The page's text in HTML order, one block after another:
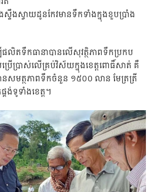
ងស្ទឹងស្វាយដូនកែវមានទឹកទាំងក្នុងខួបប្រាំង
លិតទឹកធានាបានលើសុវត្ថិភាពទឹកប្រកប
រើប្រាស់លើគ្រប់វិស័យក្នុងខេត្តពោធិ៍សាត់ គឺ
នសមត្ថភាពទឹកចំនួន ១៥០០ លាន មែត្រត្រី
គង់ទូទាំងខេត្ត។